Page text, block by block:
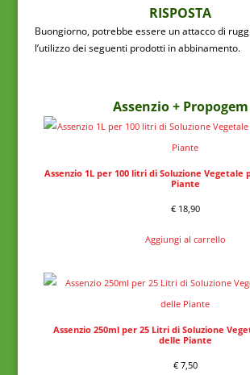
RISPOSTA
Buongiorno, potrebbe essere un attacco di
l’utilizzo dei seguenti prodotti in abbinamento.
Assenzio + Propogem
Assenzio 1L per 100 litri di Soluzione Vegetale
Piante
€18,90
Aggiungi al carrello
Assenzio 250ml per 25 Litri di Soluzione
delle Piante
€7,50